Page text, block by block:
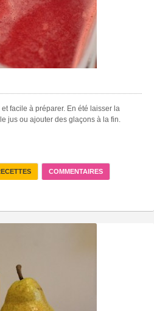
facile à préparer. En été laisser la
jus ou ajouter des glaçons à la fin.
COMMENTAIRES